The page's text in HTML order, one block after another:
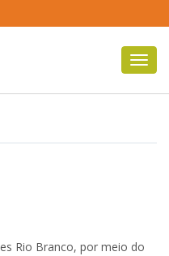
Rio Branco, por meio do